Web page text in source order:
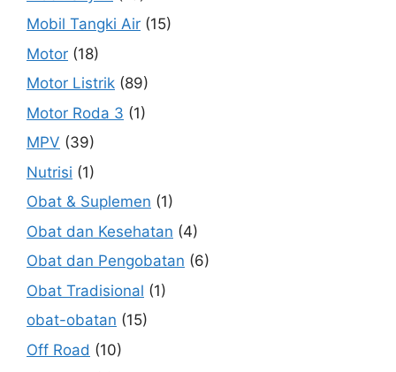
Mobil Tangki Air (15)
Motor (18)
Motor Listrik (89)
Motor Roda 3 (1)
MPV (39)
Nutrisi (1)
Obat & Suplemen (1)
Obat dan Kesehatan (4)
Obat dan Pengobatan (6)
Obat Tradisional (1)
obat-obatan (15)
Off Road (10)